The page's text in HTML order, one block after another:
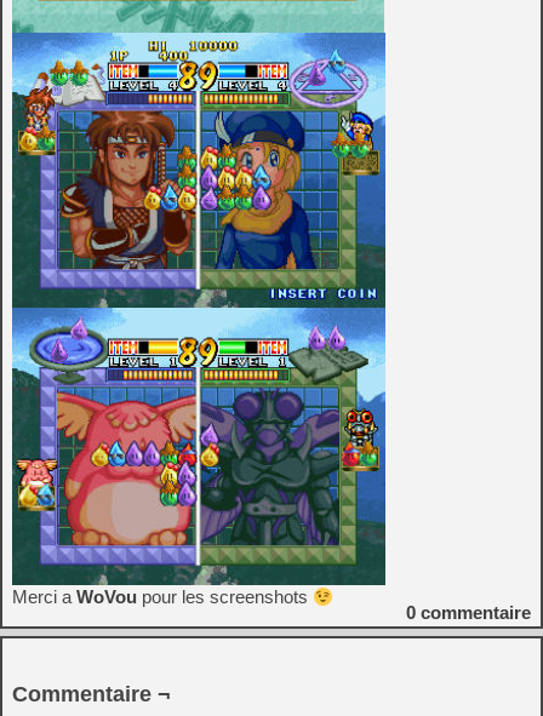
Merci a WoVou pour les screenshots
0 commentaire
Commentaire ¬